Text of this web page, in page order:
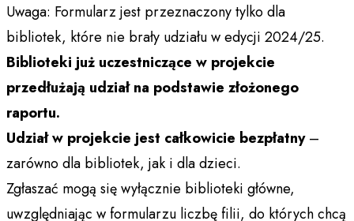
Uwaga: Formularz jest przeznaczony tylko dla
bibliotek, które nie brały udziału w edycji 2024/25.
Biblioteki już uczestniczące w projekcie
przedłużają udział na podstawie złożonego
raportu.
Udział w projekcie jest całkowicie bezpłatny–
zarówno dla bibliotek, jak i dla dzieci.
Zgłaszać mogą się wyłącznie biblioteki główne,
uwzględniając w formularzu liczbę filii, do których chcą